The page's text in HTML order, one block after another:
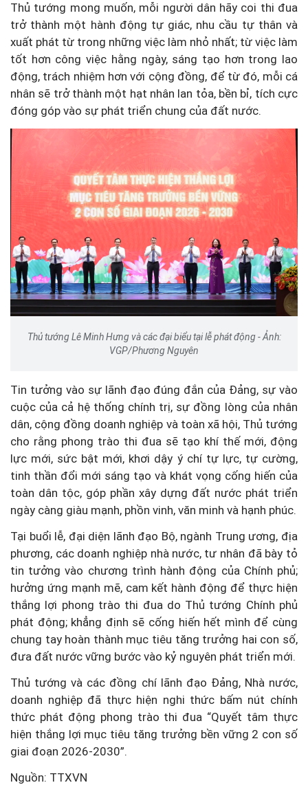
Thủ tướng mong muốn, mỗi người dân hãy coi thi đua
trở thành một hành động tự giác, nhu cầu tự thân và
xuất phát từ trong những việc làm nhỏ nhất; từ việc làm
tốt hơn công việc hằng ngày, sáng tạo hơn trong lao
động, trách nhiệm hơn với cộng đồng, để từ đó, mỗi cá
nhân sẽ trở thành một hạt nhân lan tỏa, bền bỉ, tích cực
đóng góp vào sự phát triển chung của đất nước.
Thủ tướng Lê Minh Hưng và các đại biểu tại lễ phát động - Ảnh:
VGP/Phương Nguyên
Tin tưởng vào sự lãnh đạo đúng đắn của Đảng, sự vào
cuộc của cả hệ thống chính trị, sự đồng lòng của nhân
dân, cộng đồng doanh nghiệp và toàn xã hội, Thủ tướng
cho rằng phong trào thi đua sẽ tạo khí thế mới, động
lực mới, sức bật mới, khơi dậy ý chí tự lực, tự cường,
tinh thần đổi mới sáng tạo và khát vọng cống hiến của
toàn dân tộc, góp phần xây dựng đất nước phát triển
ngày càng giàu mạnh, phồn vinh, văn minh và hạnh phúc.
Tại buổi lễ, đại diện lãnh đạo Bộ, ngành Trung ương, địa
phương, các doanh nghiệp nhà nước, tư nhân đã bày tỏ
tin tưởng vào chương trình hành động của Chính phủ;
hưởng ứng mạnh mẽ, cam kết hành động để thực hiện
thắng lợi phong trào thi đua do Thủ tướng Chính phủ
phát động; khẳng định sẽ cống hiến hết mình để cùng
chung tay hoàn thành mục tiêu tăng trưởng hai con số,
đưa đất nước vững bước vào kỷ nguyên phát triển mới.
Thủ tướng và các đồng chí lãnh đạo Đảng, Nhà nước,
doanh nghiệp đã thực hiện nghi thức bấm nút chính
thức phát động phong trào thi đua “Quyết tâm thực
hiện thắng lợi mục tiêu tăng trưởng bền vững 2 con số
giai đoạn 2026-2030”.
Nguồn: TTXVN